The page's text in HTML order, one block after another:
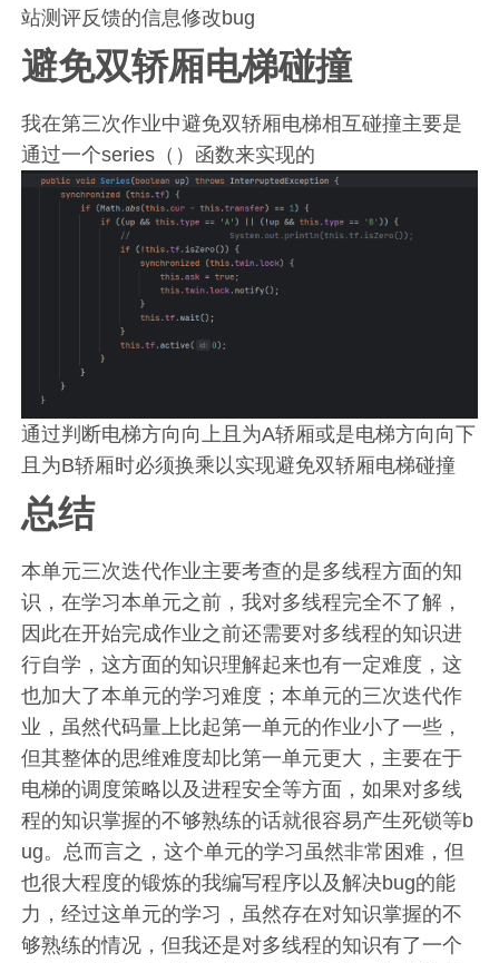
站测评反馈的信息修改bug
避免双轿厢电梯碰撞
我在第三次作业中避免双轿厢电梯相互碰撞主要是
通过一个series（）函数来实现的
通过判断电梯方向向上且为A轿厢或是电梯方向向下
且为B轿厢时必须换乘以实现避免双轿厢电梯碰撞
总结
本单元三次迭代作业主要考查的是多线程方面的知
识，在学习本单元之前，我对多线程完全不了解，
因此在开始完成作业之前还需要对多线程的知识进
行自学，这方面的知识理解起来也有一定难度，这
也加大了本单元的学习难度；本单元的三次迭代作
业，虽然代码量上比起第一单元的作业小了一些，
但其整体的思维难度却比第一单元更大，主要在于
电梯的调度策略以及进程安全等方面，如果对多线
程的知识掌握的不够熟练的话就很容易产生死锁等b
ug。总而言之，这个单元的学习虽然非常困难，但
也很大程度的锻炼的我编写程序以及解决bug的能
力，经过这单元的学习，虽然存在对知识掌握的不
够熟练的情况，但我还是对多线程的知识有了一个